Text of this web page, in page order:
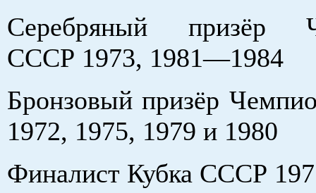
Серебряный призёр
СССР 1973, 1981—1984
Бронзовый призёр
1972, 1975, 1979 и 1980
Финалист Кубка СССР